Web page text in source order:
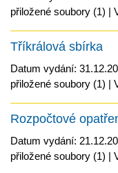
přiložené soubory (1) |
Tříkrálová sbírka
Datum vydání:
přiložené soubory (1) |
Rozpočtové
Datum vydání:
přiložené soubory (1) |